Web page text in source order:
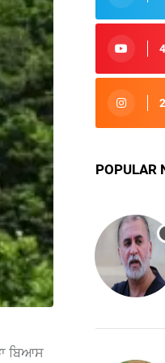
ਬਿਆਸ
POPULAR